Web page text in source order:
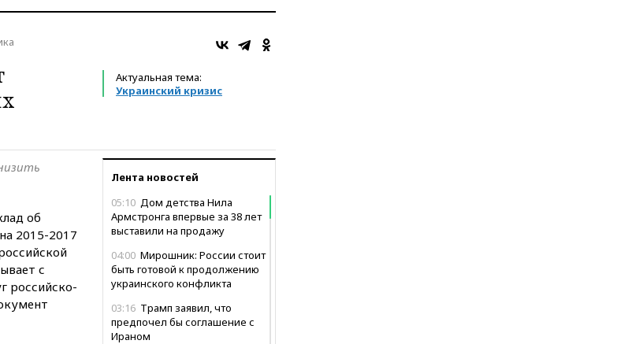
Актуальная тема:
Украинский кризис
Лента новостей
05:10 Дом детства Нила
Армстронга впервые за 38 лет
выставили на продажу
04:00 Мирошник: России стоит
быть готовой к продолжению
украинского конфликта
03:16 Трамп заявил, что
предпочел бы соглашение с
Ираном
об
2015-2017
с
российско-